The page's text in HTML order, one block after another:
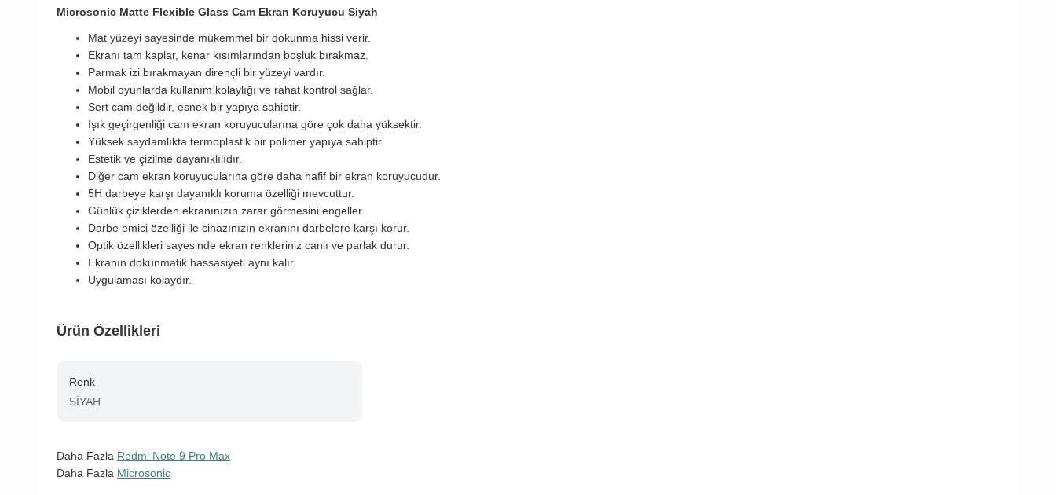
Microsonic Matte Flexible Glass Cam Ekran Koruyucu Siyah
Mat yüzeyi sayesinde mükemmel bir dokunma hissi verir.
Ekranı tam kaplar, kenar kısımlarından boşluk bırakmaz.
Parmak izi bırakmayan dirençli bir yüzeyi vardır.
Mobil oyunlarda kullanım kolaylığı ve rahat kontrol sağlar.
Sert cam değildir, esnek bir yapıya sahiptir.
Işık geçirgenliği cam ekran koruyucularına göre çok daha yüksektir.
Yüksek saydamlıkta termoplastik bir polimer yapıya sahiptir.
Estetik ve çizilme dayanıklılıdır.
Diğer cam ekran koruyucularına göre daha hafif bir ekran koruyucudur.
5H darbeye karşı dayanıklı koruma özelliği mevcuttur.
Günlük çiziklerden ekranınızın zarar görmesini engeller.
Darbe emici özelliği ile cihazınızın ekranını darbelere karşı korur.
Optik özellikleri sayesinde ekran renkleriniz canlı ve parlak durur.
Ekranın dokunmatik hassasiyeti aynı kalır.
Uygulaması kolaydır.
Ürün Özellikleri
Renk
SİYAH
Daha Fazla Redmi Note 9 Pro Max
Daha Fazla Microsonic